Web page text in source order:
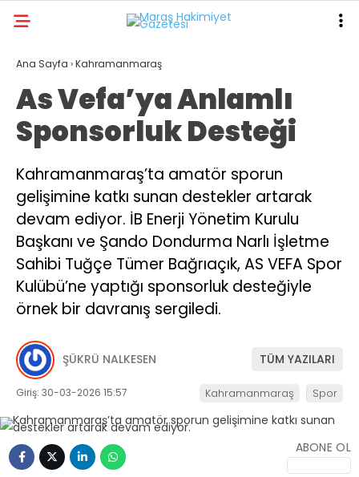
GALERİ VİDEO YAZARLAR
ANA SAYFA
KAHRAMANMARAŞ
GÜNDEM
EKONOMI
POLITIKA
DÜNYA
SAĞLIK
KÜLTÜR/SANAT
Ana Sayfa ›Kahramanmaraş
As Vefa’ya Anlamlı
Sponsorluk Desteği
Kahramanmaraş’ta amatör sporun
gelişimine katkı sunan destekler artarak
devam ediyor. İB Enerji Yönetim Kurulu
Başkanı ve Şando Dondurma Narlı İşletme
Sahibi Tuğçe Tümer Bağrıaçık, AS VEFA Spor
Kulübü’ne yaptığı sponsorluk desteğiyle
örnek bir davranış sergiledi.
ŞÜKRÜ NALKESEN TÜM YAZILARI
Giriş: 30-03-2026 15:57 Kahramanmaraş Spor
ABONE OL